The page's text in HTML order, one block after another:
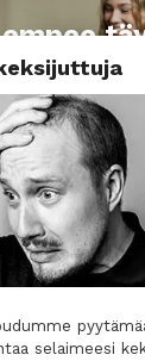
🎂
liittyi
selaimeesi